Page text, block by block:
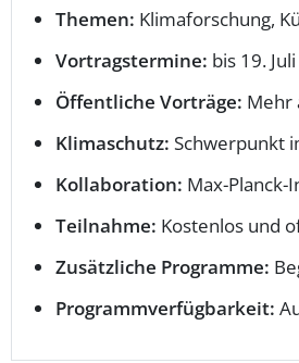
Themen: Klimaforschung,
Vortragstermine: bis 19.
Öffentliche Vorträge: Mehr
Klimaschutz: Schwerpunkt
Kollaboration: Max-
Teilnahme: Kostenlos und
Zusätzliche Programme:
Programmverfügbarkeit: